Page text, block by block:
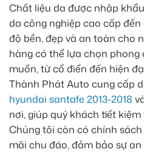
Chất liệu da được nhập
da công nghiệp cao cấp
độ bền, đẹp và an toàn cho
hàng có thể lựa chọn phong
muốn, từ cổ điển đến hiện
Thành Phát Auto cung cấp
hyundai santafe 2013-2018
nơi, giúp quý khách tiết
Chúng tôi còn có chính
mãi chu đáo, đảm bảo sự